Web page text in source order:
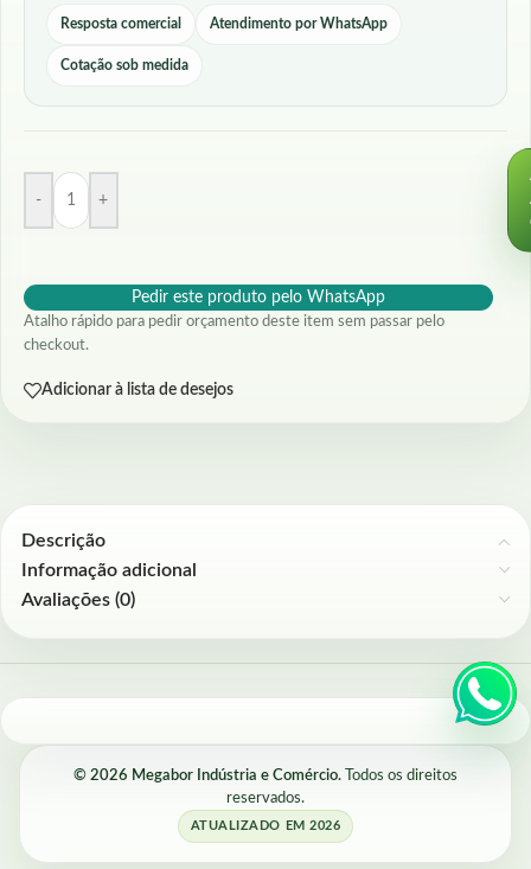
Resposta comercial Atendimento por WhatsApp
Cotação sob medida
- +
Pedir este produto pelo WhatsApp
Atalho rápido para pedir orçamento deste item sem passar pelo
checkout.
Adicionar à lista de desejos
Descrição
Informação adicional
Avaliações (0)
© 2026 Megabor Indústria e Comércio. Todos os direitos
reservados.
ATUALIZADO EM 2026